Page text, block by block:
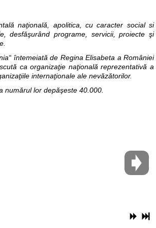
naţională, apolitica, cu caracter social si
desfăşurând programe, servicii, proiecte şi
întemeiată de Regina Elisabeta a României
ca organizaţie naţională reprezentativă a
internaţionale ale nevăzătorilor.
numărul lor depăşeste 40.000.